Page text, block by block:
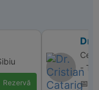
Rezervă
Dr.
-
📅